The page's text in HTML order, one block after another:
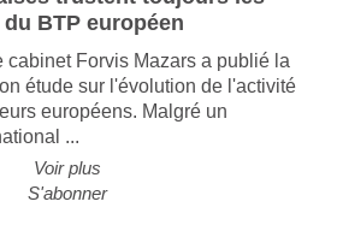
trustent toujours les
BTP européen
cabinet Forvis Mazars a publié la
étude sur l'évolution de l'activité
européens. Malgré un
Voir plus